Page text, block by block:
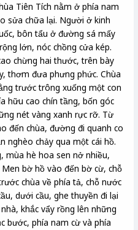
Tiên Tích nằm ở phía nam
sửa chữa lại. Người ở kinh
bôn tẩu ở đường sá mấy
lớn, nóc chồng cửa kép.
chừng hai thước, trên bày
thơm đưa phưng phức. Chùa
trước trông xuống một con
hữu cao chín tầng, bốn góc
nét vàng xanh rực rỡ. Từ
đến chùa, đường đi quanh co
nghèo chảy qua một cái hồ.
mùa hè hoa sen nở nhiều,
bờ hồ vào đến bờ cừ, chỗ
chùa về phía tả, chỗ nước
dưới cầu, ghe thuyền đi lại
khắc vẩy rồng lên những
bước, phía nam cừ và phía